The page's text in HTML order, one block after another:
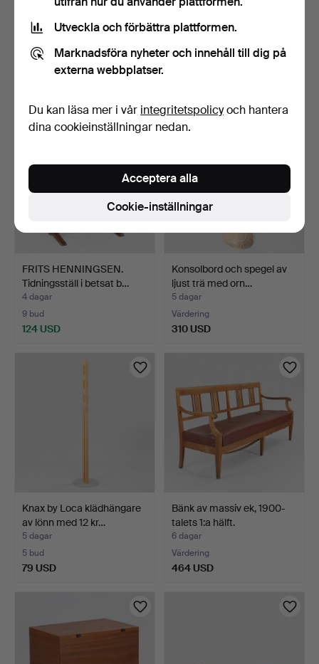
Sidbord av lackerad alm
med lådor, skåp oc…
4 dagar
AKSEL KJERSGAARD.
…
4 dagar
FRITS HENNINGSEN.
Tidningsställ i betsat b…
4 dagar
9 bud
124 USD
Konsolbord och spegel av
ljust trä med orn…
5 dagar
Värdering
310 USD
Knax by Loca klädhängare
av lönn med 12 kr…
5 dagar
5 bud
79 USD
Bänk av massiv ek, 1900-
talets 1:a hälft.
6 dagar
Värdering
464 USD
Utveckla och förbättra plattformen.
Marknadsföra nyheter och innehåll till dig på
externa webbplatser.
Du kan läsa mer i vår integritetspolicyoch hantera
dina cookieinställningar nedan.
Cookie-inställningar
Acceptera alla